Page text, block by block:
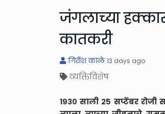
जंगलाच्या
कातकरी
गिरीश काळे 13 days ago
व्यक्तिविशेष
१९३० साली २५ सप्टेंबर